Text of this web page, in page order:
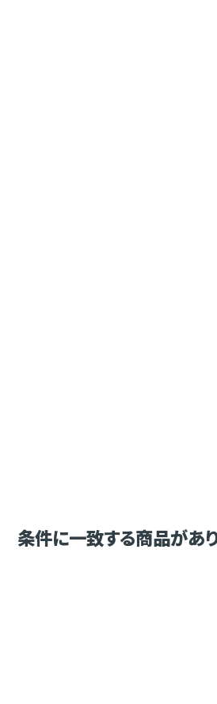
条件に一致する商品があ